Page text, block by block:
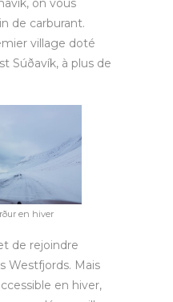
on vous
de carburant.
village doté
Súðavík, à plus de
en hiver
de rejoindre
Westfjords. Mais
en hiver,